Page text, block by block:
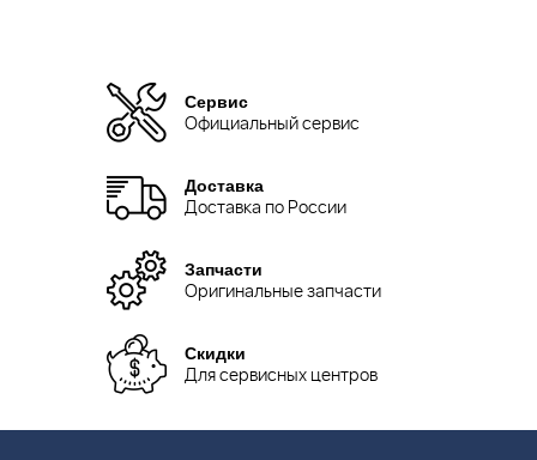
Сервис
Официальный сервис
Доставка
Доставка по России
Запчасти
Оригинальные запчасти
Скидки
Для сервисных центров